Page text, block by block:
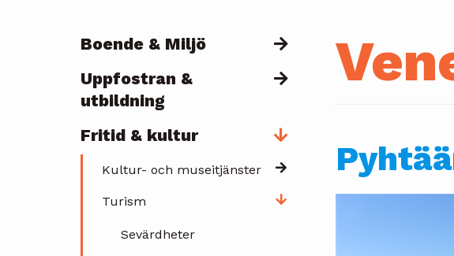
Päävalikko
Boende & Miljö
Uppfostran &
utbildning
Fritid & kultur
Kultur- och museitjänster
Turism
Sevärdheter